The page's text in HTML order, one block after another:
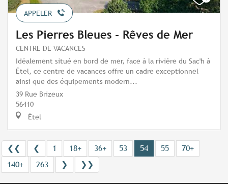
APPELER
Les Pierres Bleues - Rêves de Mer
CENTRE DE VACANCES
Idéalement situé en bord de mer, face à la rivière du Sac'h à
Étel, ce centre de vacances offre un cadre exceptionnel
ainsi que des équipements modern...
39 Rue Brizeux
56410
Étel
❮❮ ❮ 1 18+ 36+ 53 54 55
70+
140+
263 ❯ ❯❯